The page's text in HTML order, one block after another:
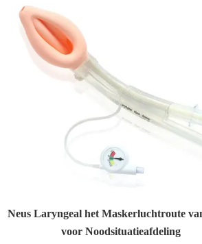
Neus Laryngeal het Maskerluchtroute
voor Noodsituatieafdeling